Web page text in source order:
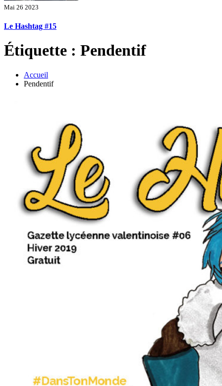
Mai 26 2023
Le Hashtag #15
Étiquette : Pendentif
Accueil
Pendentif